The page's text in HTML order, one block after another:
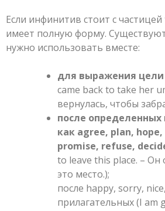
Если инфинитив стоит с
имеет полную форму.
нужно использовать вместе:
для выражения цели
came back to take her
вернулась, чтобы
после определенных
как agree, plan,
promise, refuse,
to leave this place. – Он
это место.);
после happy, sorry,
прилагательных (I am